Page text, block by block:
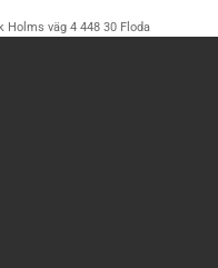
Holms väg 4 448 30 Floda